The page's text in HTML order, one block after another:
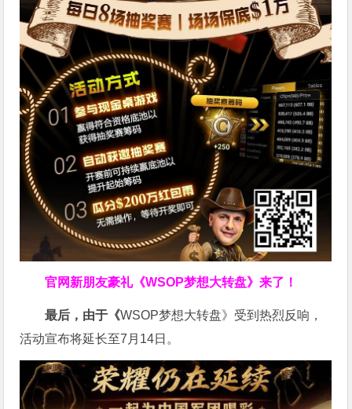
官网新朋友豪礼《WSOP梦想大转盘》来了！
最后，由于《WSOP梦想大转盘》受到热烈反响，
活动宣布将延长至7月14日。